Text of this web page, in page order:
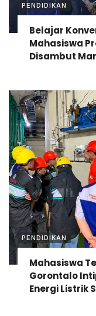
PENDIDIKAN
Belajar
Mahasiswa
Disambut
PENDIDIKAN
Mahasiswa
Gorontalo
Energi Listrik